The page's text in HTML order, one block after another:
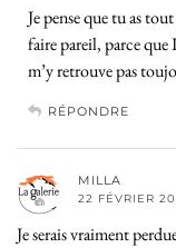
Je pense que tu as
faire pareil, parce que
m’y retrouve pas
RÉPONDRE
MILLA
22 FÉVRIER
Je serais vraiment